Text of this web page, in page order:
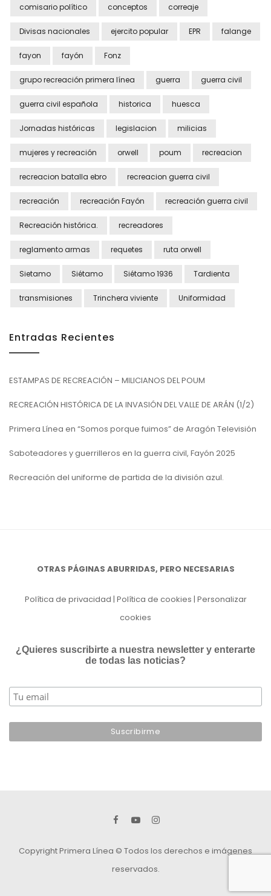
comisario político conceptos correaje
Divisas nacionales ejercito popular EPR falange
fayon fayón Fonz
grupo recreación primera línea guerra guerra civil
guerra civil española historica huesca
Jornadas históricas legislacion milicias
mujeres y recreación orwell poum recreacion
recreacion batalla ebro recreacion guerra civil
recreación recreación Fayón recreación guerra civil
Recreación histórica. recreadores
reglamento armas requetes ruta orwell
Sietamo Siétamo Siétamo 1936 Tardienta
transmisiones Trinchera viviente Uniformidad
Entradas Recientes
ESTAMPAS DE RECREACIÓN – MILICIANOS DEL POUM
RECREACIÓN HISTÓRICA DE LA INVASIÓN DEL VALLE DE ARÁN (1/2)
Primera Línea en “Somos porque fuimos” de Aragón Televisión
Saboteadores y guerrilleros en la guerra civil, Fayón 2025
Recreación del uniforme de partida de la división azul.
OTRAS PÁGINAS ABURRIDAS, PERO NECESARIAS
Política de privacidad | Política de cookies | Personalizar
cookies
¿Quieres suscribirte a nuestra newsletter y enterarte
de todas las noticias?
Copyright Primera Línea © Todos los derechos e imágenes
reservados.